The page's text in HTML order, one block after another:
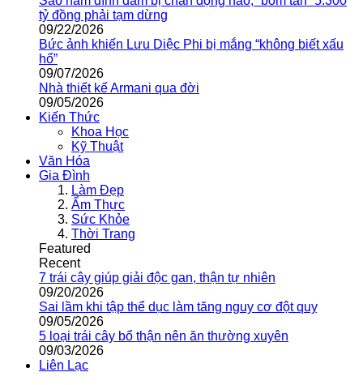
tỷ đồng phải tạm dừng
09/22/2026
Bức ảnh khiến Lưu Diệc Phi bị mắng “không biết xấu
hổ”
09/07/2026
Nhà thiết kế Armani qua đời
09/05/2026
Kiến Thức
Khoa Học
Kỹ Thuật
Văn Hóa
Gia Đình
Làm Đẹp
Ẩm Thực
Sức Khỏe
Thời Trang
Featured
Recent
7 trái cây giúp giải độc gan, thận tự nhiên
09/20/2026
Sai lầm khi tập thể dục làm tăng nguy cơ đột quỵ
09/05/2026
5 loại trái cây bổ thận nên ăn thường xuyên
09/03/2026
Liên Lạc